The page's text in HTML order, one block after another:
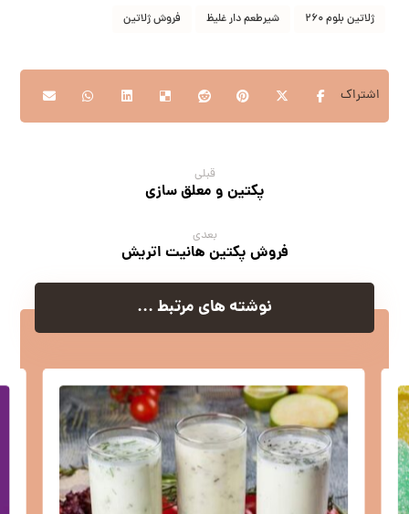
ژلاتین بلوم ۲۶۰ شیرطعم دار غلیظ فروش ژلاتین
قبلی
پکتین و معلق سازی
بعدی
فروش پکتین هانیت اتریش
نوشته های مرتبط ...